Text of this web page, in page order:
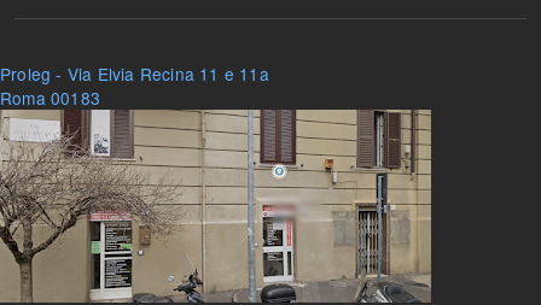
Proleg - Via Elvia Recina 11 e 11a
Roma 00183